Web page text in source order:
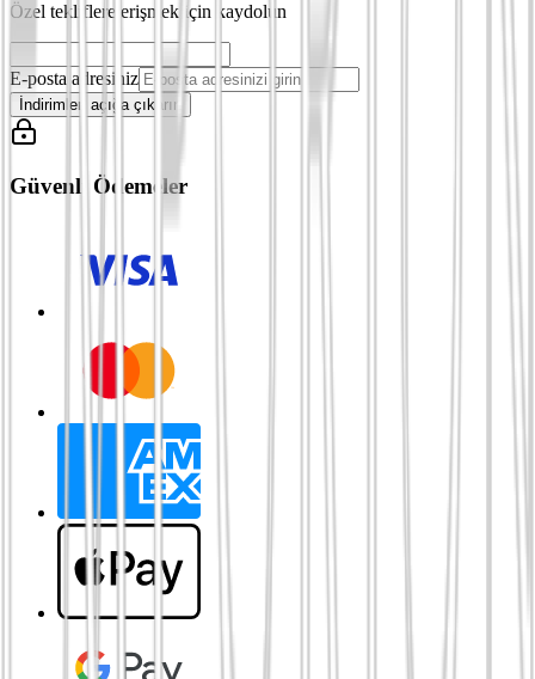
Özel tekliflere erişmek için kaydolun
E-posta adresiniz
İndirimleri açığa çıkarın
Güvenli Ödemeler